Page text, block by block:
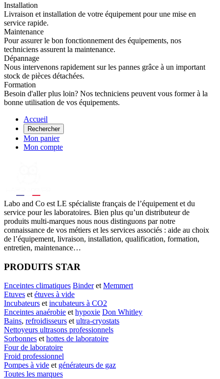
Installation
Livraison et installation de votre équipement pour une mise en
service rapide.
Maintenance
Pour assurer le bon fonctionnement des équipements, nos
techniciens assurent la maintenance.
Dépannage
Nous intervenons rapidement sur les pannes grâce à un important
stock de pièces détachées.
Formation
Besoin d'aller plus loin? Nos techniciens peuvent vous former à la
bonne utilisation de vos équipements.
Accueil
Rechercher
Mon panier
Mon compte
Labo and Co est LE spécialiste français de l’équipement et du
service pour les laboratoires. Bien plus qu’un distributeur de
produits multi-marques nous nous distinguons par notre
connaissance de vos métiers et les services associés : aide au choix
de l’équipement, livraison, installation, qualification, formation,
entretien, maintenance…
PRODUITS STAR
Enceintes climatiques BinderetMemmert
Etuves etétuves à vide
Incubateurs etincubateurs à CO2
Enceintes anaérobie ethypoxie Don Whitley
Bains, refroidisseurs etultra-cryostats
Nettoyeurs ultrasons professionnels
Sorbonnes ethottes de laboratoire
Four de laboratoire
Froid professionnel
Pompes à vide et générateurs de gaz
Toutes les marques